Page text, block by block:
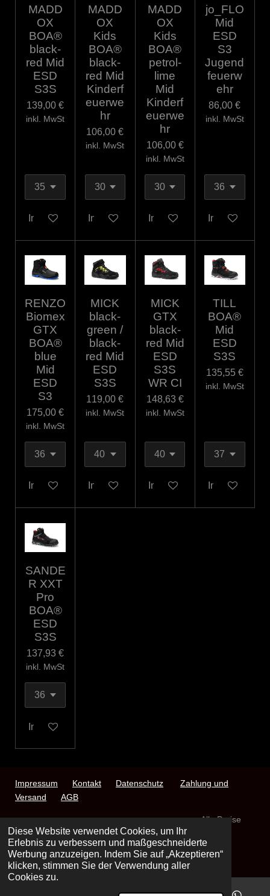
Diese Website verwendet Cookies, um Ihr
Erlebnis zu verbessern und maßgeschneiderte
Werbung anzuzeigen. Indem Sie auf „Akzeptieren“
klicken, stimmen Sie der Verwendung aller
Cookies zu.
MADD
OX
BOA®
black-
red Mid
ESD
S3S
139,00 €
inkl. MwSt
In den Warenkorb
MADD
OX
Kids
BOA®
black-
red Mid
Kinderf
euerwe
hr
106,00 €
inkl. MwSt
In den Warenkorb
MADD
OX
Kids
BOA®
petrol-
lime
Mid
Kinderf
euerwe
hr
106,00 €
inkl. MwSt
In den Warenkorb
jo_FLO
Mid
ESD
S3
Jugend
feuerw
ehr
86,00 €
inkl. MwSt
In den
RENZO
Biomex
GTX
BOA®
blue
Mid
ESD
S3
175,00 €
inkl. MwSt
In den Warenkorb
MICK
black-
green /
black-
red Mid
ESD
S3S
119,00 €
inkl. MwSt
In den Warenkorb
MICK
GTX
black-
red Mid
ESD
S3S
WR CI
148,63 €
inkl. MwSt
In den Warenkorb
TILL
BOA®
Mid
ESD
S3S
135,55 €
inkl. MwSt
In den
SANDE
R XXT
Pro
BOA®
ESD
S3S
137,93 €
inkl. MwSt
In den Warenkorb
Impressum Kontakt Datenschutz
Zahlung und
Versand
AGB
Alle Preise
inkl. gesetzlicher Mehrwertsteuer
© 2024 - 2026 VM-Store Jena
Mit Unterstützung vonWebador